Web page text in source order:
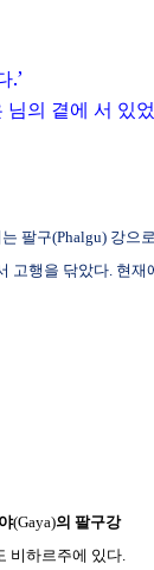
.’
님의 곁에 서 있
팔구(Phalgu) 강으
고행을 닦았다. 현재
(Gaya)의 팔구강
비하르주에 있다.